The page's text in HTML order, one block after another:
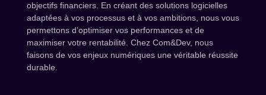
objectifs financiers. En créant des solutions logicielles
adaptées à vos processus et à vos ambitions, nous vous
permettons d’optimiser vos performances et de
maximiser votre rentabilité. Chez Com&Dev, nous
faisons de vos enjeux numériques une véritable réussite
durable.